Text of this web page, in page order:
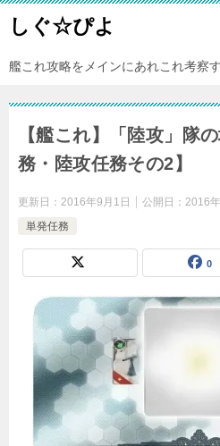
しぐ☆ぴよ
艦これ攻略をメインにあれこれ考察
【艦これ】「陸攻」隊
務・陸攻任務その2】
更新日： 2016年9月1日 公開日： 2016
単発任務
0